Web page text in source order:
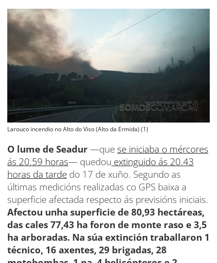
Larouco incendio no Alto do Viso (Alto da Ermida) (1)
O lume de Seadur—que se iniciaba o mércores
ás 20.59 horas— quedou extinguido ás 20.43
horas da tarde do 17 de xuño. Segundo as
últimas medicións realizadas co GPS baixa a
superficie afectada respecto ás previsións iniciais.
Afectou unha superficie de 80,93 hectáreas,
das cales 77,43 ha foron de monte raso e 3,5
ha arboradas. Na súa extinción traballaron 1
técnico, 16 axentes, 29 brigadas, 28